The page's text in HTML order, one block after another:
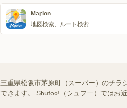
Mapion
地図検索、ルート検索
三重県松阪市茅原町（スーパー）のチラ
できます。 Shufoo!（シュフー）ではお